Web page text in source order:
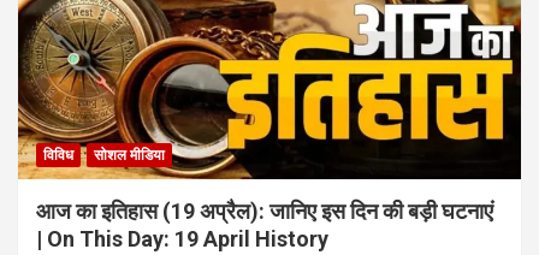
विविध सोशल मीडिया
आज का इतिहास (19 अप्रैल): जानिए इस दिन की बड़ी घटनाएं
| On This Day: 19 April History